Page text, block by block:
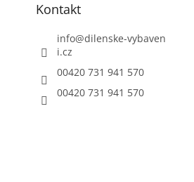
Kontakt
info@dilenske-vybaven
i.cz
00420 731 941 570
00420 731 941 570